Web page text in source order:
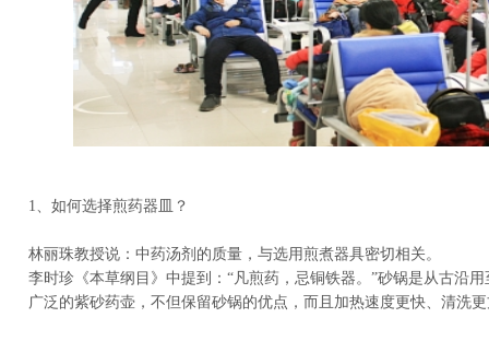
1、如何选择煎药器皿？
林丽珠教授说：中药汤剂的质量，与选用煎煮器具密切相关。
李时珍《本草纲目》中提到：“凡煎药，忌铜铁器。”砂锅是从古沿
广泛的紫砂药壶，不但保留砂锅的优点，而且加热速度更快、清洗